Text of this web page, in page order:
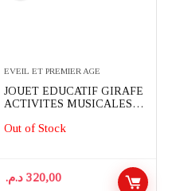
EVEIL ET PREMIER AGE
JOUET EDUCATIF GIRAFE
ACTIVITES MUSICALES
CONSTRUCTION – MOLTO
Out of Stock
320,00 د.م.